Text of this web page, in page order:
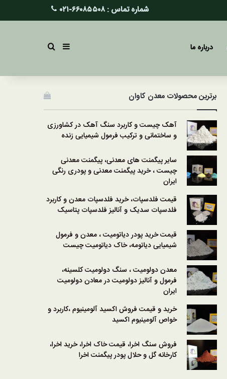
شماره تماس : ۶۶۰۸۵۵۰۸-۰۲۱
درباره ما سایدبارجستجو برای
برترین محصولات معدن کاوان
آهک چیست و کاربرد سنگ آهک در کشاورزی
و ساختمانی و ترکیب فرمول شیمیایی زنده
سایر پیگمنت های معدنی، پیگمنت معدنی
چیست ، خرید پیگمنت معدنی و پودری رنگی
ایران
قیمت فلدسپات، خرید فلدسپات معدن و کاربرد
فلدسپات سدیک و آنالیز فلدسپات پتاسیک
قیمت خرید پودر دیاتومیت ، معدن و فرمول
شیمیایی دیاتومه، خاک دیاتومیت چیست
معدن دولومیت ، سنگ دولومیت کلسینه،
فرمول و آنالیز دولومیت در معادن دولومیت
ایران
خرید و قیمت فروش اکسید آلومینیوم ،کاربرد و
خواص آلومینیوم اکسید
فروش سنگ اخرا، قیمت خاک اخرا، خرید اخرا،
کارخانه گل و حلال پودر پیگمنت اخرا